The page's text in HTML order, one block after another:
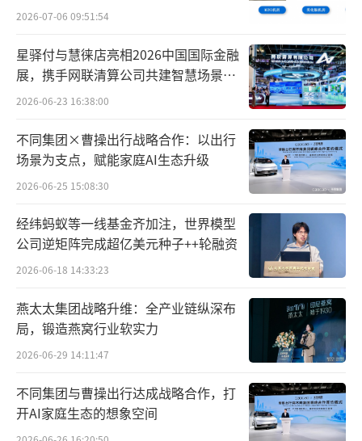
2026-07-06 09:51:54
星驿付与慧徕店亮相2026中国国际金融
展，携手网联清算公司共建智慧场景生
态，共绘数智民生图景
2026-06-23 16:38:00
不同集团×曹操出行战略合作：以出行
场景为支点，赋能家庭AI生态升级
2026-06-25 15:08:30
经纬蚂蚁等一线基金齐加注，世界模型
公司逆矩阵完成超亿美元种子++轮融资
2026-06-18 14:33:23
燕太太集团战略升维：全产业链纵深布
局，锻造燕窝行业软实力
2026-06-29 14:11:47
不同集团与曹操出行达成战略合作，打
开AI家庭生态的想象空间